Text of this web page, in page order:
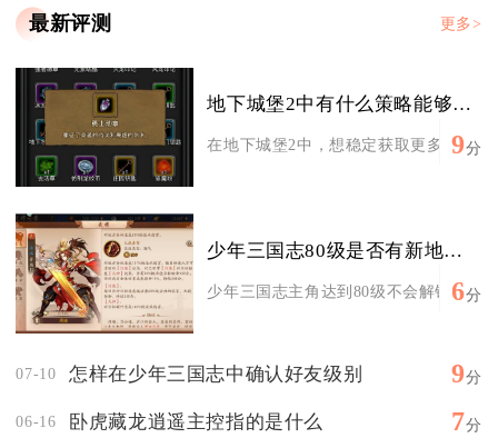
最新评测 更多>
地下城堡2中有什么策略能够帮助我获得更多钻石
在地下城堡2中，想稳定获取更多钻石
9分
少年三国志80级是否有新地图开放
少年三国志主角达到80级不会解锁主线
6分
07-10 怎样在少年三国志中确认好友级别 9分
06-16 卧虎藏龙逍遥主控指的是什么 7分